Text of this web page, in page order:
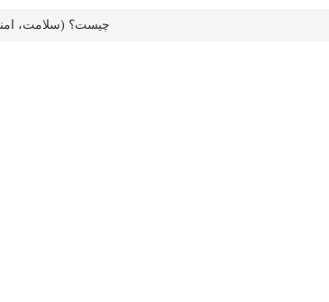
/ HSE (سلامت، امنیت و محیط زیست) چیست؟